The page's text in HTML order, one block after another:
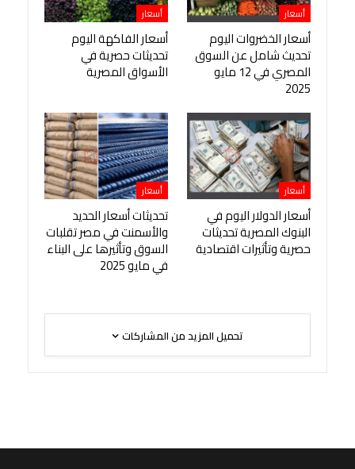
أسعار
أسعار الخضروات اليوم
تحديث شامل عن السوق
المصري في 12 مايو
2025
أسعار
أسعار الفاكهة اليوم
تحديثات حصرية في
الأسواق المصرية
أسعار
أسعار الدولار اليوم في
البنوك المصرية تحديثات
حصرية وتأثيرات اقتصادية
أسعار
تحديثات أسعار الحديد
والأسمنت في مصر تقلبات
السوق وتأثيرها على البناء
في مايو 2025
تحميل المزيد من المشاركات